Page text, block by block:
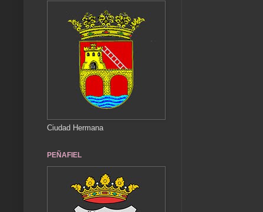
Ciudad Hermana
PEÑAFIEL